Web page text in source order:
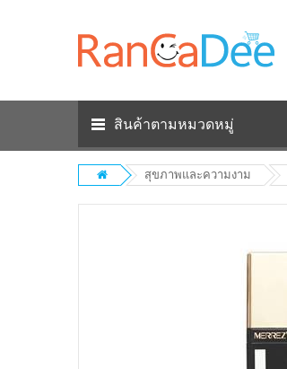
สินค้าตามหมวดหมู่
สุขภาพและความงาม